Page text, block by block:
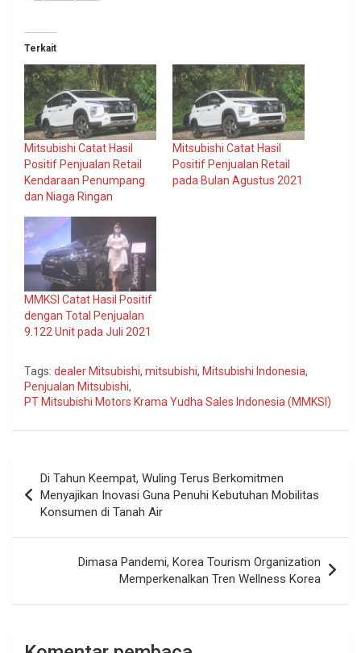
Terkait
Mitsubishi Catat Hasil
Positif Penjualan Retail
Kendaraan Penumpang
dan Niaga Ringan
Mitsubishi Catat Hasil
Positif Penjualan Retail
pada Bulan Agustus 2021
MMKSI Catat Hasil Positif
dengan Total Penjualan
9.122 Unit pada Juli 2021
Tags: dealer Mitsubishi, mitsubishi, Mitsubishi Indonesia,
Penjualan Mitsubishi,
PT Mitsubishi Motors Krama Yudha Sales Indonesia (MMKSI)
pos
Di Tahun Keempat, Wuling Terus Berkomitmen
Menyajikan Inovasi Guna Penuhi Kebutuhan Mobilitas
Konsumen di Tanah Air
Dimasa Pandemi, Korea Tourism Organization
Memperkenalkan Tren Wellness Korea